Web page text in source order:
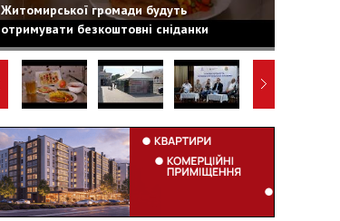
Житомирської громади будуть
отримувати безкоштовні сніданки